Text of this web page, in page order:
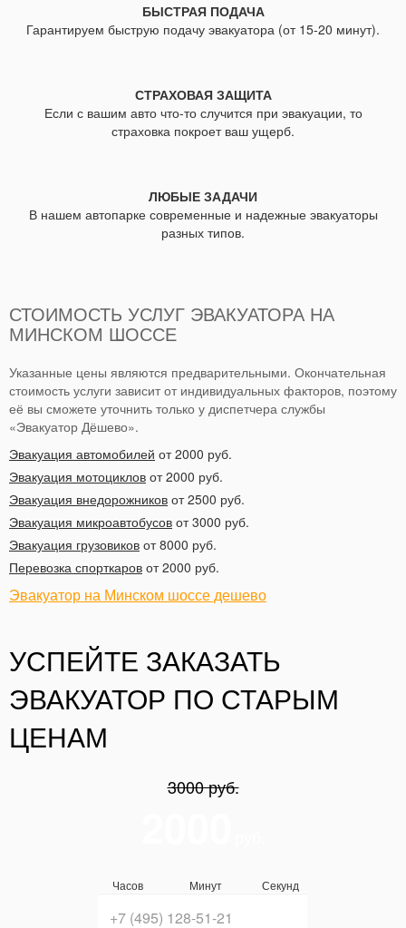
БЫСТРАЯ ПОДАЧА
Гарантируем быструю подачу эвакуатора (от 15-20 минут).
СТРАХОВАЯ ЗАЩИТА
Если с вашим авто что-то случится при эвакуации, то
страховка покроет ваш ущерб.
ЛЮБЫЕ ЗАДАЧИ
В нашем автопарке современные и надежные эвакуаторы
разных типов.
СТОИМОСТЬ УСЛУГ ЭВАКУАТОРА НА
МИНСКОМ ШОССЕ
Указанные цены являются предварительными. Окончательная
стоимость услуги зависит от индивидуальных факторов, поэтому
её вы сможете уточнить только у диспетчера службы
«Эвакуатор Дёшево».
Эвакуация автомобилей от 2000 руб.
Эвакуация мотоциклов от 2000 руб.
Эвакуация внедорожников от 2500 руб.
Эвакуация микроавтобусов от 3000 руб.
Эвакуация грузовиков от 8000 руб.
Перевозка спорткаров от 2000 руб.
Эвакуатор на Минском шоссе дешево
УСПЕЙТЕ ЗАКАЗАТЬ
ЭВАКУАТОР ПО СТАРЫМ
ЦЕНАМ
3000 руб.
Часов Минут Секунд